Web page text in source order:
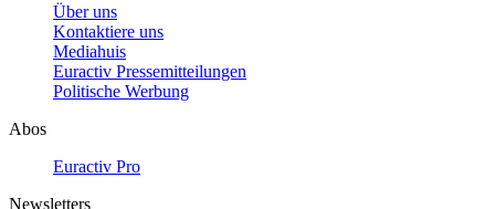
Über uns
Kontaktiere uns
Mediahuis
Euractiv Pressemitteilungen
Politische Werbung
Abos
Euractiv Pro
Newsletters